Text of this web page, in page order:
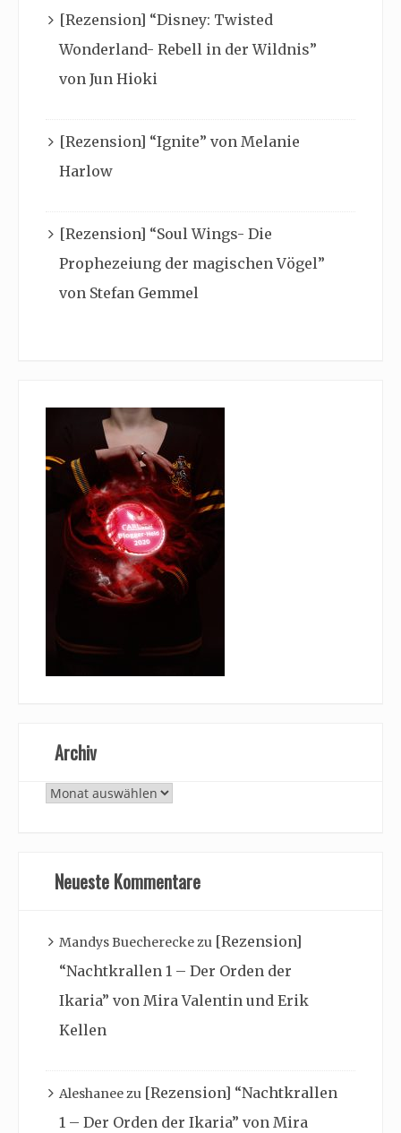
[Rezension] “Disney: Twisted
Wonderland- Rebell in der Wildnis”
von Jun Hioki
[Rezension] “Ignite” von Melanie
Harlow
[Rezension] “Soul Wings- Die
Prophezeiung der magischen Vögel”
von Stefan Gemmel
Archiv
Archiv
Neueste Kommentare
Mandys Buechereckezu [Rezension]
“Nachtkrallen 1 – Der Orden der
Ikaria” von Mira Valentin und Erik
Kellen
Aleshaneezu [Rezension] “Nachtkrallen
1 – Der Orden der Ikaria” von Mira